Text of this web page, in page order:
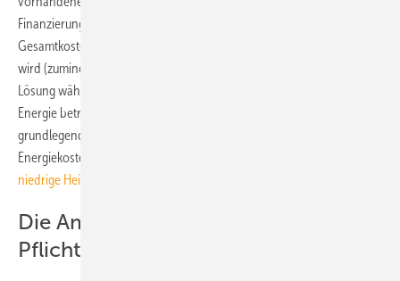
Finanzierungsmöglichkeiten beraten und die voraussichtlichen
Gesamtkosten der zur Verfügung stehenden Optionen aufzeigen lässt,
wird (zumindest ohne Kosten-Nutzer-Dilemma) ganz ohne Zwang eine
Lösung wählen, die mit mindestens oder mehr als 65 % erneuerbarer
Energie betrieben wird. Das Ergebnis wird sich auch nicht
grundlegend ändern, wenn man eine eigene Varianz bei den
Energiekosten zugrunde legt (vgl.:
niedrige Heizkosten realisierbar
Die Ampellösung: Vorgaben und
Pflichtberatung